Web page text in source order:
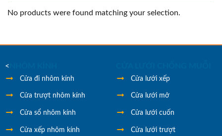
No products were found matching your selection.
<
Cửa đi nhôm kính
Cửa trượt nhôm kính
Cửa sổ nhôm kính
Cửa xếp nhôm kính
Cửa lưới xếp
Cửa lưới mở
Cửa lưới cuốn
Cửa lưới trượt